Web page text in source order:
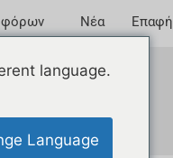
Νέα Επαφή
language.
Language